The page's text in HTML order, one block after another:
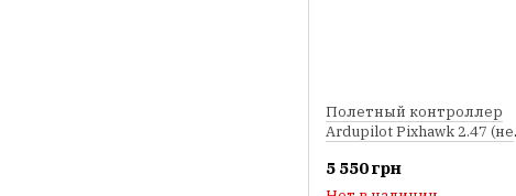
Полетный контроллер
Ardupilot Pixhawk 2.47 (не
5 550 грн